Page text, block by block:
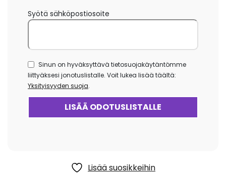
Syötä sähköpostiosoite
Sinun on hyväksyttävä tietosuojakäytäntömme
liittyäksesi jonotuslistalle. Voit lukea lisää täältä:
Yksityisyyden suoja.
Lisää suosikkeihin